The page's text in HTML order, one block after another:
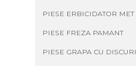
PIESE ERBICIDATOR MET
PIESE FREZA PAMANT
PIESE GRAPA CU DISCURI